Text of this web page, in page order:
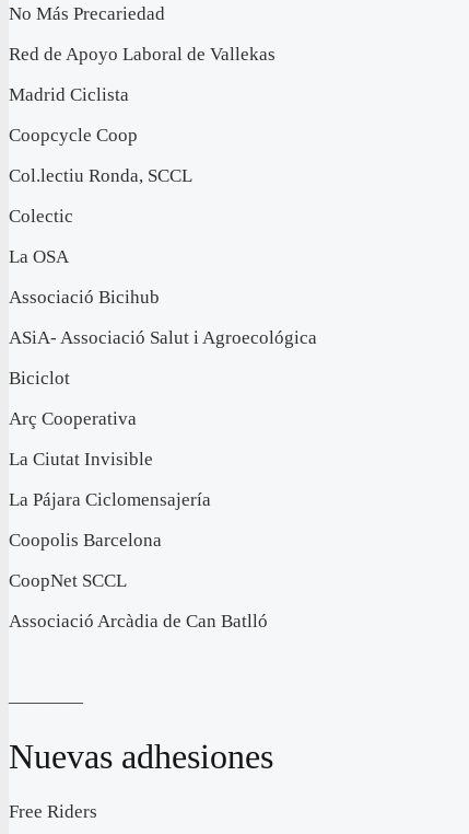
No Más Precariedad
Red de Apoyo Laboral de Vallekas
Madrid Ciclista
Coopcycle Coop
Col.lectiu Ronda, SCCL
Colectic
La OSA
Associació Bicihub
ASiA- Associació Salut i Agroecológica
Biciclot
Arç Cooperativa
La Ciutat Invisible
La Pájara Ciclomensajería
Coopolis Barcelona
CoopNet SCCL
Associació Arcàdia de Can Batlló
————
Nuevas adhesiones
Free Riders